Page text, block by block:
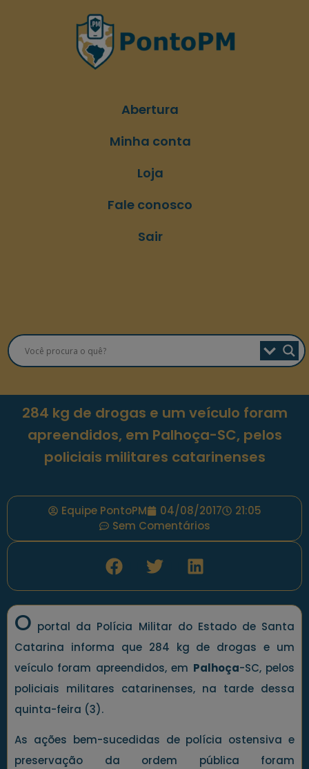
Abertura
Minha conta
Loja
Fale conosco
Sair
284 kg de drogas e um veículo foram
apreendidos, em Palhoça-SC, pelos
policiais militares catarinenses
Equipe PontoPM 04/08/2017
21:05
Sem Comentários
O portal da Polícia Militar do Estado de Santa
Catarina informa que 284 kg de drogas e um
veículo foram apreendidos, em Palhoça-SC, pelos
policiais militares catarinenses, na tarde dessa
quinta-feira (3).
As ações bem-sucedidas de polícia ostensiva e
preservação da ordem pública foram